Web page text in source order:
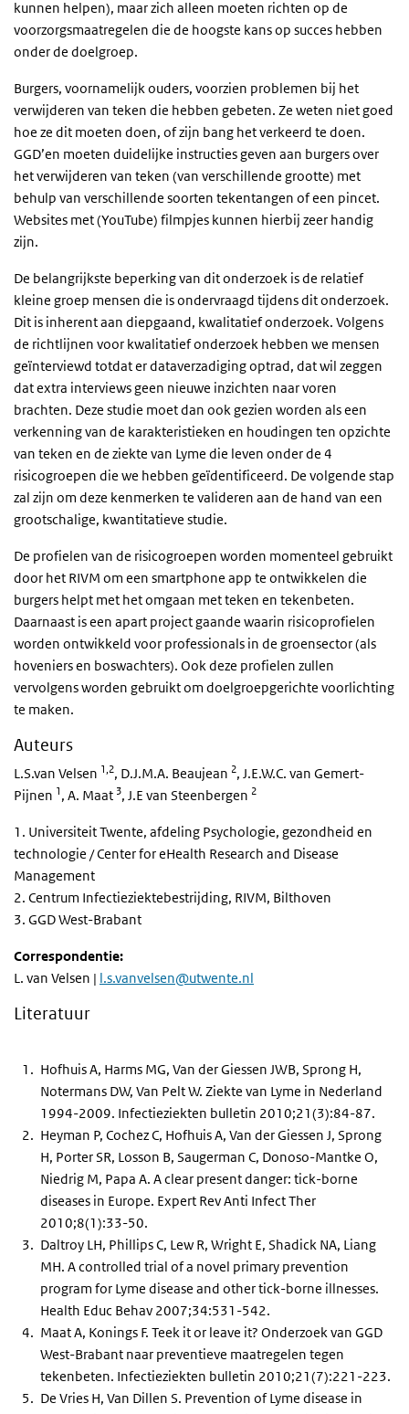
kunnen helpen), maar zich alleen moeten richten op de
voorzorgsmaatregelen die de hoogste kans op succes hebben
onder de doelgroep.
Burgers, voornamelijk ouders, voorzien problemen bij het
verwijderen van teken die hebben gebeten. Ze weten niet goed
hoe ze dit moeten doen, of zijn bang het verkeerd te doen.
GGD’en moeten duidelijke instructies geven aan burgers over
het verwijderen van teken (van verschillende grootte) met
behulp van verschillende soorten tekentangen of een pincet.
Websites met (YouTube) filmpjes kunnen hierbij zeer handig
zijn.
De belangrijkste beperking van dit onderzoek is de relatief
kleine groep mensen die is ondervraagd tijdens dit onderzoek.
Dit is inherent aan diepgaand, kwalitatief onderzoek. Volgens
de richtlijnen voor kwalitatief onderzoek hebben we mensen
geïnterviewd totdat er dataverzadiging optrad, dat wil zeggen
dat extra interviews geen nieuwe inzichten naar voren
brachten. Deze studie moet dan ook gezien worden als een
verkenning van de karakteristieken en houdingen ten opzichte
van teken en de ziekte van Lyme die leven onder de 4
risicogroepen die we hebben geïdentificeerd. De volgende stap
zal zijn om deze kenmerken te valideren aan de hand van een
grootschalige, kwantitatieve studie.
De profielen van de risicogroepen worden momenteel gebruikt
door het RIVM om een smartphone app te ontwikkelen die
burgers helpt met het omgaan met teken en tekenbeten.
Daarnaast is een apart project gaande waarin risicoprofielen
worden ontwikkeld voor professionals in de groensector (als
hoveniers en boswachters). Ook deze profielen zullen
vervolgens worden gebruikt om doelgroepgerichte voorlichting
te maken.
Auteurs
L.S.van Velsen 1,2, D.J.M.A. Beaujean 2, J.E.W.C. van Gemert-
Pijnen 1, A. Maat 3, J.E van Steenbergen 2
1. Universiteit Twente, afdeling Psychologie, gezondheid en
technologie / Center for eHealth Research and Disease
Management
2. Centrum Infectieziektebestrijding, RIVM, Bilthoven
3. GGD West-Brabant
Correspondentie:
L. van Velsen | l.s.vanvelsen@utwente.nl
Literatuur
Hofhuis A, Harms MG, Van der Giessen JWB, Sprong H,
Notermans DW, Van Pelt W. Ziekte van Lyme in Nederland
1994-2009. Infectieziekten bulletin 2010;21(3):84-87.
Heyman P, Cochez C, Hofhuis A, Van der Giessen J, Sprong
H, Porter SR, Losson B, Saugerman C, Donoso-Mantke O,
Niedrig M, Papa A. A clear present danger: tick-borne
diseases in Europe. Expert Rev Anti Infect Ther
2010;8(1):33-50.
Daltroy LH, Phillips C, Lew R, Wright E, Shadick NA, Liang
MH. A controlled trial of a novel primary prevention
program for Lyme disease and other tick-borne illnesses.
Health Educ Behav 2007;34:531-542.
Maat A, Konings F. Teek it or leave it? Onderzoek van GGD
West-Brabant naar preventieve maatregelen tegen
tekenbeten. Infectieziekten bulletin 2010;21(7):221-223.
De Vries H, Van Dillen S. Prevention of Lyme disease in